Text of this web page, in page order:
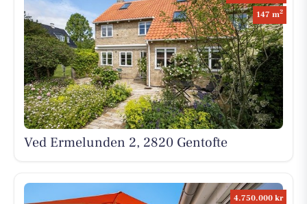
147 m2
Ved Ermelunden 2, 2820 Gentofte
4.750.000 kr